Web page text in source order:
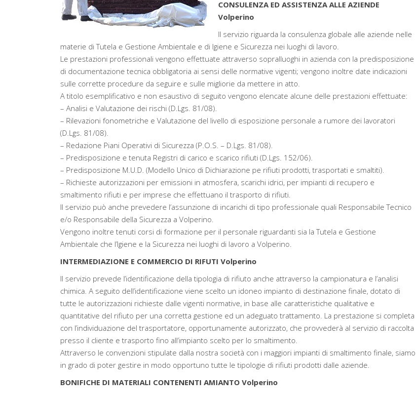
CONSULENZA ED ASSISTENZA ALLE AZIENDE
Volperino
Il servizio riguarda la consulenza globale alle aziende nelle
materie di Tutela e Gestione Ambientale e di Igiene e Sicurezza nei luoghi di lavoro.
Le prestazioni professionali vengono effettuate attraverso sopralluoghi in azienda con la predisposizione
di documentazione tecnica obbligatoria ai sensi delle normative vigenti; vengono inoltre date indicazioni
sulle corrette procedure da seguire e sulle migliorie da mettere in atto.
A titolo esemplificativo e non esaustivo di seguito vengono elencate alcune delle prestazioni effettuate:
– Analisi e Valutazione dei rischi (D.Lgs. 81/08).
– Rilevazioni fonometriche e Valutazione del livello di esposizione personale a rumore dei lavoratori
(D.Lgs. 81/08).
– Redazione Piani Operativi di Sicurezza (P.O.S. – D.Lgs. 81/08).
– Predisposizione e tenuta Registri di carico e scarico rifiuti (D.Lgs. 152/06).
– Predisposizione M.U.D. (Modello Unico di Dichiarazione pe rifiuti prodotti, trasportati e smaltiti).
– Richieste autorizzazioni per emissioni in atmosfera, scarichi idrici, per impianti di recupero e
smaltimento rifiuti e per imprese che effettuano il trasporto di rifiuti.
Il servizio può anche prevedere l’assunzione di incarichi di tipo professionale quali Responsabile Tecnico
e/o Responsabile della Sicurezza a Volperino.
Vengono inoltre tenuti corsi di formazione per il personale riguardanti sia la Tutela e Gestione
Ambientale che l’Igiene e la Sicurezza nei luoghi di lavoro a Volperino.
INTERMEDIAZIONE E COMMERCIO DI RIFUTI Volperino
Il servizio prevede l’identificazione della tipologia di rifiuto anche attraverso la campionatura e l’analisi
chimica. A seguito dell’identificazione viene scelto un idoneo impianto di destinazione finale, dotato di
tutte le autorizzazioni richieste dalle vigenti normative, in base alle caratteristiche qualitative e
quantitative del rifiuto per una corretta gestione ed un adeguato trattamento. La prestazione si completa
con l’individuazione del trasportatore, opportunamente autorizzato, che provvederà al servizio di raccolta
presso il cliente e trasporto fino all’impianto scelto per lo smaltimento.
Attraverso le convenzioni stipulate dalla nostra società con i maggiori impianti di smaltimento finale, siamo
in grado di poter gestire in modo opportuno tutte le tipologie di rifiuti prodotti dalle aziende.
BONIFICHE DI MATERIALI CONTENENTI AMIANTO Volperino